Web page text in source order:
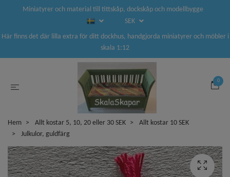
Miniatyrer och material till tittskåp, dockskåp och modellbygge
SEK
Här finns det där lilla extra för ditt dockhus, handgjorda miniatyrer och möbler i
skala 1:12
0
Hem Allt kostar 5, 10, 20 eller 30 SEK
Allt kostar 10 SEK
Julkulor, guldfärg